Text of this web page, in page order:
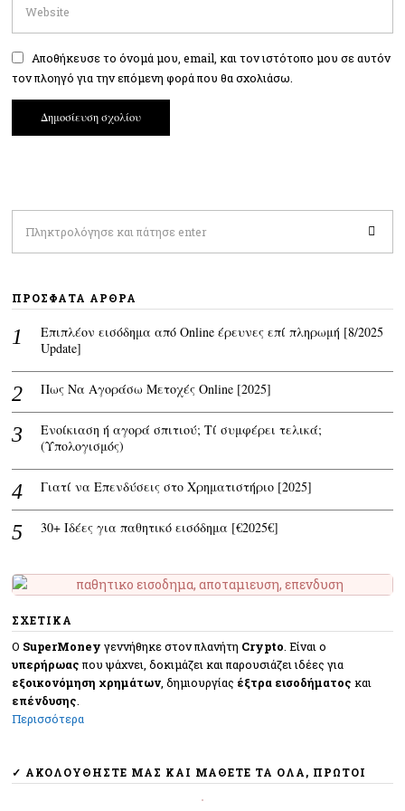
Αποθήκευσε το όνομά μου, email, και τον ιστότοπο μου σε αυτόν
τον πλοηγό για την επόμενη φορά που θα σχολιάσω.
ΠΡΌΣΦΑΤΑ ΆΡΘΡΑ
Επιπλέον εισόδημα από Online έρευνες επί πληρωμή [8/2025
Update]
Πως Να Αγοράσω Μετοχές Online [2025]
Ενοίκιαση ή αγορά σπιτιού; Τί συμφέρει τελικά;
(Υπολογισμός)
Γιατί να Επενδύσεις στο Χρηματιστήριο [2025]
30+ Ιδέες για παθητικό εισόδημα [€2025€]
ΣΧΕΤΙΚΑ
O SuperMoney γεννήθηκε στον πλανήτη Crypto . Eίναι ο
υπερήρωας που ψάχνει, δοκιμάζει και παρουσιάζει ιδέες για
εξοικονόμηση χρημάτων , δημιουργίας έξτρα εισοδήματος και
επένδυσης
Περισσότερα
✓ ΑΚΟΛΟΥΘΉΣΤΕ ΜΑΣ ΚΑΙ ΜΆΘΕΤΕ ΤΑ ΌΛΑ, ΠΡΏΤΟΙ